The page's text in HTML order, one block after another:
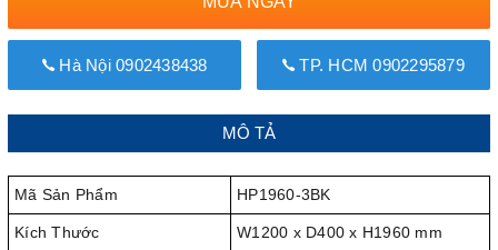
Hà Nội 0902438438 TP. HCM 0902295879
MÔ TẢ
Mã Sản Phẩm HP1960-3BK
Kích Thước W1200 x D400 x H1960 mm